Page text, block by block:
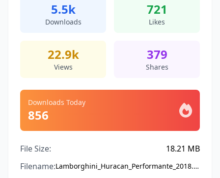
5.5k
Downloads
721
Likes
22.9k
Views
379
Shares
Downloads Today
856
File Size:
18.21 MB
Filename:
Lamborghini_Huracan_Performante_2018.bussidmod